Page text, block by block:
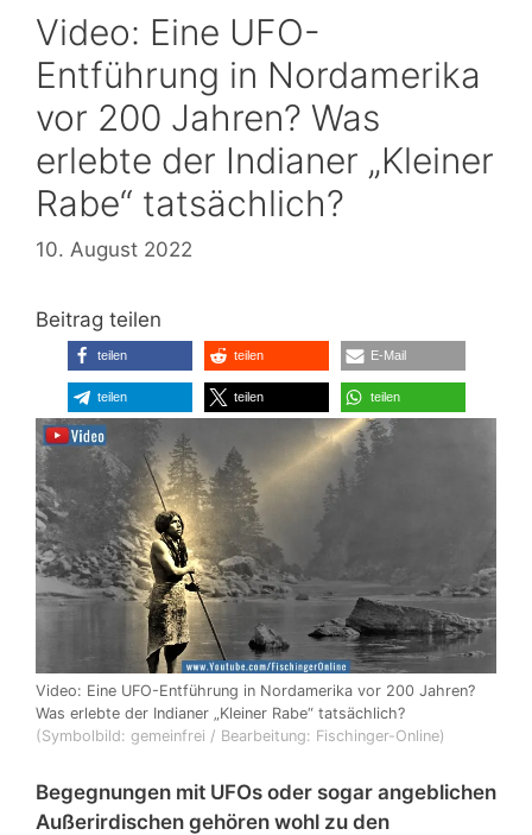
Video: Eine UFO-
Entführung in Nordamerika
vor 200 Jahren? Was
erlebte der Indianer „Kleiner
Rabe“ tatsächlich?
10. August 2022
Beitrag teilen
teilen teilen E-Mail
teilen teilen teilen
Video: Eine UFO-Entführung in Nordamerika vor 200 Jahren?
Was erlebte der Indianer „Kleiner Rabe“ tatsächlich?
(Symbolbild: gemeinfrei / Bearbeitung: Fischinger-Online)
Begegnungen mit UFOs oder sogar angeblichen
Außerirdischen gehören wohl zu den